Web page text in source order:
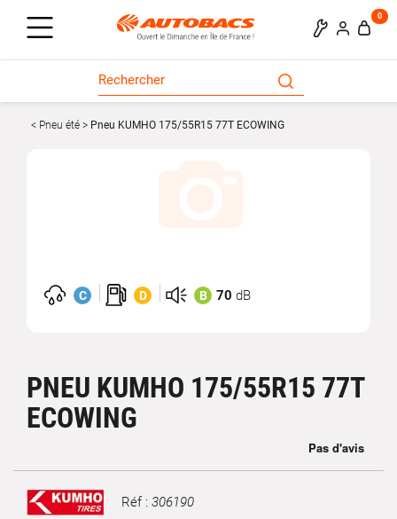
0
Pneu été Pneu KUMHO 175/55R15 77T ECOWING
PNEU KUMHO 175/55R15 77T
ECOWING
Visuel non disponible.
C D B 70 dB
Marque Réf : 306190